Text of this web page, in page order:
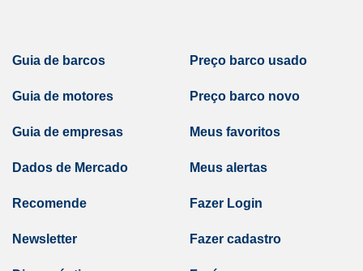
Guia de barcos
Guia de motores
Guia de empresas
Dados de Mercado
Preço barco usado
Preço barco novo
Meus favoritos
Meus alertas
Recomende
Newsletter
Fazer Login
Fazer cadastro